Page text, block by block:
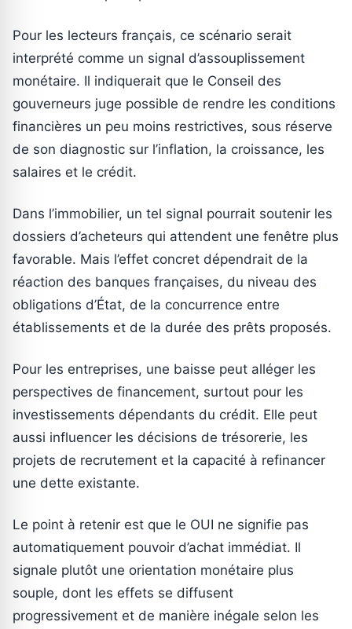
Pour les lecteurs français, ce scénario serait
interprété comme un signal d’assouplissement
monétaire. Il indiquerait que le Conseil des
gouverneurs juge possible de rendre les conditions
financières un peu moins restrictives, sous réserve
de son diagnostic sur l’inflation, la croissance, les
salaires et le crédit.
Dans l’immobilier, un tel signal pourrait soutenir les
dossiers d’acheteurs qui attendent une fenêtre plus
favorable. Mais l’effet concret dépendrait de la
réaction des banques françaises, du niveau des
obligations d’État, de la concurrence entre
établissements et de la durée des prêts proposés.
Pour les entreprises, une baisse peut alléger les
perspectives de financement, surtout pour les
investissements dépendants du crédit. Elle peut
aussi influencer les décisions de trésorerie, les
projets de recrutement et la capacité à refinancer
une dette existante.
Le point à retenir est que le OUI ne signifie pas
automatiquement pouvoir d’achat immédiat. Il
signale plutôt une orientation monétaire plus
souple, dont les effets se diffusent
progressivement et de manière inégale selon les